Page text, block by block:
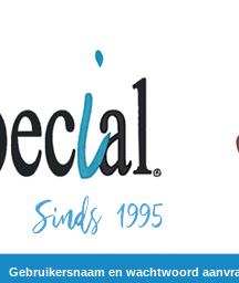
Gebruikersnaam en wachtwoord